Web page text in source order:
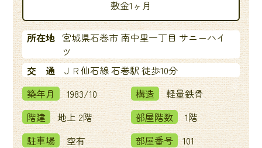
敷金1ヶ月
所在地 宮城県石巻市 南中里一丁目 サニーハイ
ツ
交 通
ＪＲ仙石線 石巻駅 徒歩10分
築年月
1983/10 構造
軽量鉄骨
階建
地上 2階 部屋階数
1階
駐車場
空有 部屋番号
101